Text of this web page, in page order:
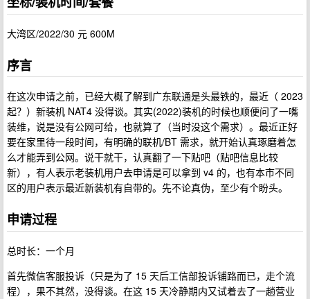
大湾区/2022/30 元 600M
序言
在这次申请之前，已经大概了解到广东联通是头最铁的，最近（ 2023
起？）新装机 NAT4 没得谈。其实(2022)装机的时候也顺便问了一嘴
装维，说是没有公网可给，也就算了（当时没这个需求）。最近正好
要在家里待一段时间，有明确的联机/BT 需求，就开始认真琢磨着怎
么才能弄到公网。说干就干，认真翻了一下贴吧（贴吧信息比较
新），有人表示老装机用户去申请是可以拿到 v4 的，也有本市不同
区的用户表示最近新装机有自带的。先不论真伪，至少有个盼头。
申请过程
总时长：一个月
首先微信客服投诉（只是为了 15 天后工信部投诉铺路而已，走个流
程），果不其然，没得谈。在这 15 天冷静期内又试着去了一趟营业